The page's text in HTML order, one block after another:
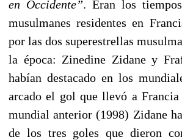
en Occidente”. Eran los
musulmanes residentes en
por las dos superestrellas
la época: Zinedine Zidane y
habían destacado en los
arcado el gol que llevó a
mundial anterior (1998) Zidane
de los tres goles que dieron